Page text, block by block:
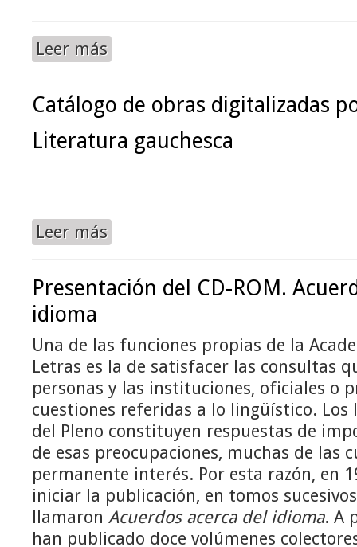
Leer más
Catálogo de obras digitalizadas
Literatura gauchesca
Leer más
Presentación del CD-ROM.
idioma
Una de las funciones propias de la
Letras es la de satisfacer las consultas
personas y las instituciones, oficiales o
cuestiones referidas a lo lingüístico.
del Pleno constituyen respuestas de
de esas preocupaciones, muchas de las
permanente interés. Por esta razón, en
iniciar la publicación, en tomos
llamaron Acuerdos acerca del idioma. A
han publicado doce volúmenes